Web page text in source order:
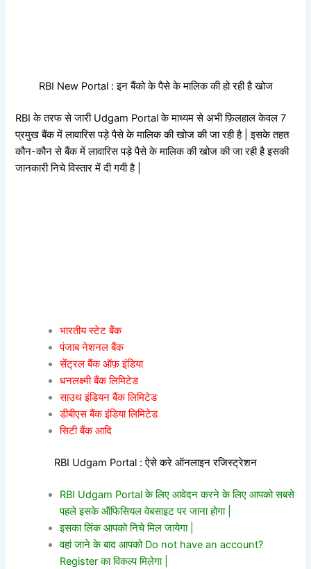
RBI New Portal : इन बैंको के पैसे के मालिक की हो रही है खोज
RBI के तरफ से जारी Udgam Portal के माध्यम से अभी फ़िलहाल केवल 7
प्रमुख बैंक में लावारिस पड़े पैसे के मालिक की खोज की जा रही है | इसके तहत
कौन-कौन से बैंक में लावारिस पड़े पैसे के मालिक की खोज की जा रही है इसकी
जानकारी निचे विस्तार में दी गयी है |
भारतीय स्टेट बैंक
पंजाब नेशनल बैंक
सेंट्रल बैंक ऑफ़ इंडिया
धनलक्ष्मी बैंक लिमिटेड
साउथ इंडियन बैंक लिमिटेड
डीबीएस बैंक इंडिया लिमिटेड
सिटी बैंक आदि
RBI Udgam Portal : ऐसे करे ऑनलाइन रजिस्ट्रेशन
RBI Udgam Portal के लिए आवेदन करने के लिए आपको सबसे
पहले इसके ऑफिसियल वेबसाइट पर जाना होगा |
इसका लिंक आपको निचे मिल जायेगा |
वहां जाने के बाद आपको Do not have an account?
Register का विकल्प मिलेगा |